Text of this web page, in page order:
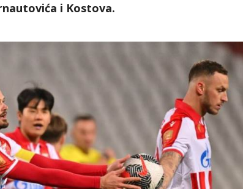
i Kostova.